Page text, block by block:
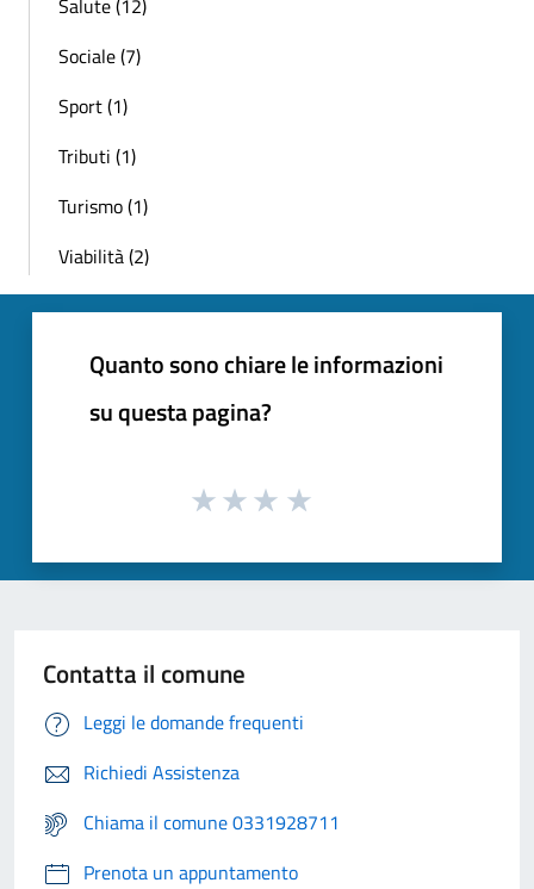
Sociale (7)
Sport (1)
Tributi (1)
Turismo (1)
Viabilità (2)
Quanto sono chiare le informazioni
su questa pagina?
Contatta il comune
Leggi le domande frequenti
Richiedi Assistenza
Chiama il comune 0331928711
Prenota un appuntamento